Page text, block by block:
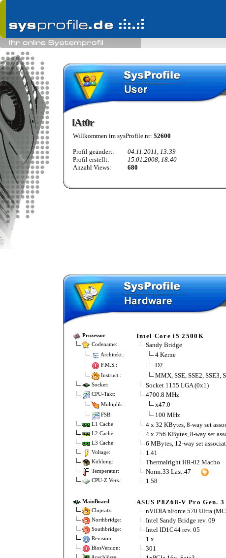
lAt0r
lAt0r
Willkommen im sysProfile nr: 52600
Profil geändert:
04.11.2011, 13:39
Profil erstellt:
15.01.2008, 18:40
Anzahl Views:
680
Prozessor: Intel Core i5 2500K
Codename: Sandy Bridge
Architekt.: 4 Kerne
F.M.S.: D2
Instruct.: MMX, SSE, SSE2, SSE3,
Socket: Socket 1155 LGA (0x1)
CPU-Takt: 4700.8 MHz
Multiplik.: x47.0
FSB: 100 MHz
L1 Cache: 4 x 32 KBytes, 8-way set
L2 Cache: 4 x 256 KBytes, 8-way set
L3 Cache: 6 MBytes, 12-way set
Voltage: 1.41
Kühlung: Thermalright HR-02 Macho
Temperatur: Norm:33 Last:47
CPU-Z Vers.: 1.58
MainBoard: ASUS P8Z68-V Pro Gen. 3
Chipsatz: nVIDIA nForce 570 Ultra
Northbridge: Intel Sandy Bridge rev. 09
Southbridge: Intel ID1C44 rev. 05
Revision: 1.x
BiosVersion: 301